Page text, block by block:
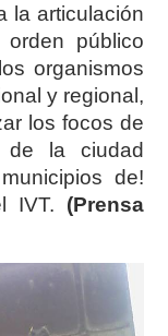
la articulación
público
organismos
y regional,
los focos de
de la ciudad
de!
IVT. (Prensa